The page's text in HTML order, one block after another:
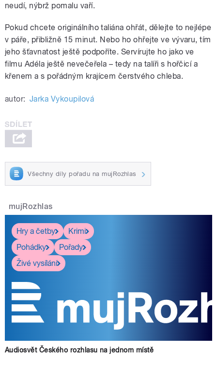
neudí, nýbrž pomalu vaří.
Pokud chcete originálního taliána ohřát, dělejte to nejlépe
v páře, přibližně 15 minut. Nebo ho ohřejte ve vývaru, tím
jeho šťavnatost ještě podpoříte. Servírujte ho jako ve
filmu Adéla ještě nevečeřela – tedy na talíři s hořčicí a
křenem a s pořádným krajícem čerstvého chleba.
autor: Jarka Vykoupilová
Všechny díly pořadu na mujRozhlas
mujRozhlas
Hry a četby
Krimi
Pohádky
Pořady
Živé vysílání
Audiosvět Českého rozhlasu na jednom místě